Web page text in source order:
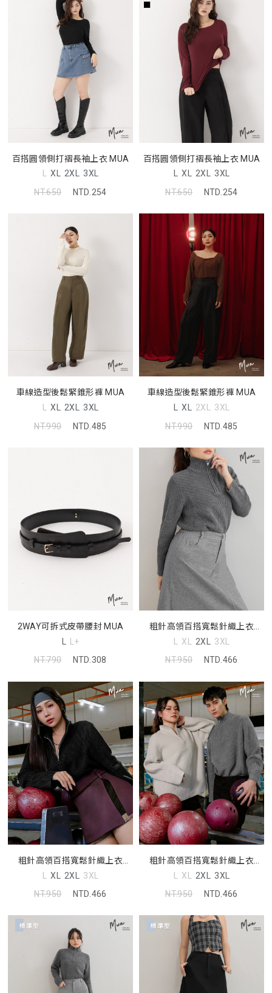
百搭圓領側打褶長袖上衣 MUA
L XL 2XL 3XL
NT.650
NTD.254
百搭圓領側打褶長袖上衣 MUA
L XL 2XL 3XL
NT.650
NTD.254
車線造型後鬆緊錐形褲 MUA
L XL 2XL 3XL
NT.990
NTD.485
車線造型後鬆緊錐形褲 MUA
L XL 2XL 3XL
NT.990
NTD.485
2WAY可拆式皮帶腰封 MUA
L L+
NT.790
NTD.308
粗針高領百搭寬鬆針織上衣
(unisex)
L XL 2XL 3XL
NT.950
NTD.466
粗針高領百搭寬鬆針織上衣
(unisex)
L XL 2XL 3XL
NT.950
NTD.466
粗針高領百搭寬鬆針織上衣
(unisex)
L XL 2XL 3XL
NT.950
NTD.466